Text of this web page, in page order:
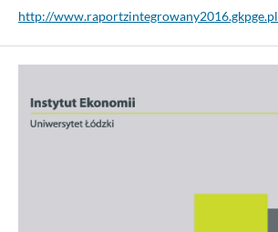
http://www.raportzintegrowany2016.gkpge.pl